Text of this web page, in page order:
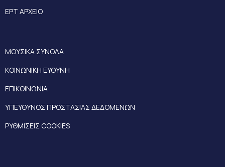
ΕΡΤ ΑΡΧΕΙΟ
ΜΟΥΣΙΚΑ ΣΥΝΟΛΑ
ΚΟΙΝΩΝΙΚΗ ΕΥΘΥΝΗ
ΕΠΙΚΟΙΝΩΝΙΑ
ΥΠΕΥΘΥΝΟΣ ΠΡΟΣΤΑΣΙΑΣ ΔΕΔΟΜΕΝΩΝ
ΡΥΘΜΙΣΕΙΣ COOKIES